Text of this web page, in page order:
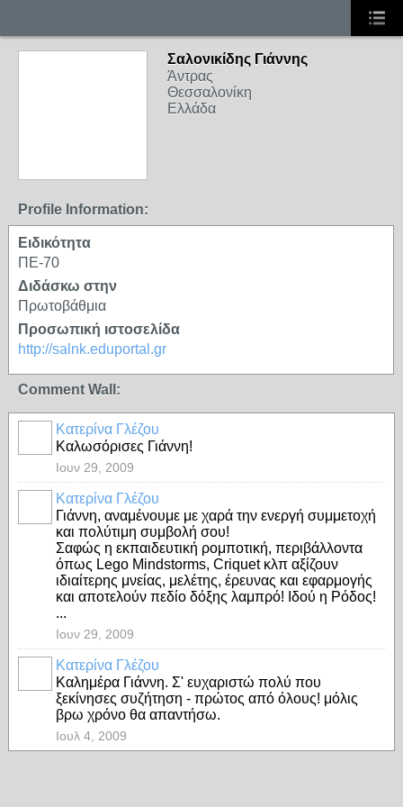
Σαλονικίδης Γιάννης
Άντρας
Θεσσαλονίκη
Ελλάδα
Profile Information:
Ειδικότητα
ΠΕ-70
Διδάσκω στην
Πρωτοβάθμια
Προσωπική ιστοσελίδα
http://salnk.eduportal.gr
Comment Wall:
Κατερίνα Γλέζου
Καλωσόρισες Γιάννη!
Ιουν 29, 2009
Κατερίνα Γλέζου
Γιάννη, αναμένουμε με χαρά την ενεργή συμμετοχή
και πολύτιμη συμβολή σου!
Σαφώς η εκπαιδευτική ρομποτική, περιβάλλοντα
όπως Lego Mindstorms, Criquet κλπ αξίζουν
ιδιαίτερης μνείας, μελέτης, έρευνας και εφαρμογής
και αποτελούν πεδίο δόξης λαμπρό! Ιδού η Ρόδος!
...
Ιουν 29, 2009
Κατερίνα Γλέζου
Καλημέρα Γιάννη. Σ' ευχαριστώ πολύ που
ξεκίνησες συζήτηση - πρώτος από όλους! μόλις
βρω χρόνο θα απαντήσω.
Ιουλ 4, 2009